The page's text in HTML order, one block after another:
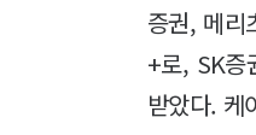
증권, 메리
+로, SK증
받았다. 케